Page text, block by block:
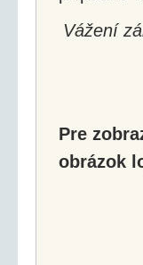
Vážení
Pre
obrázok